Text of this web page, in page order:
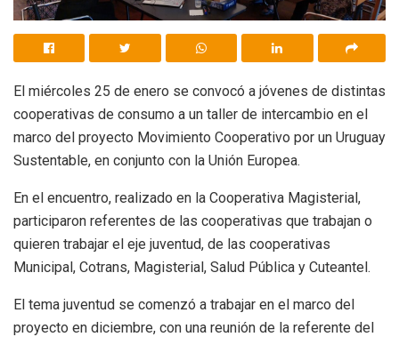
El miércoles 25 de enero se convocó a jóvenes de distintas
cooperativas de consumo a un taller de intercambio en el
marco del proyecto Movimiento Cooperativo por un Uruguay
Sustentable, en conjunto con la Unión Europea.
En el encuentro, realizado en la Cooperativa Magisterial,
participaron referentes de las cooperativas que trabajan o
quieren trabajar el eje juventud, de las cooperativas
Municipal, Cotrans, Magisterial, Salud Pública y Cuteantel.
El tema juventud se comenzó a trabajar en el marco del
proyecto en diciembre, con una reunión de la referente del